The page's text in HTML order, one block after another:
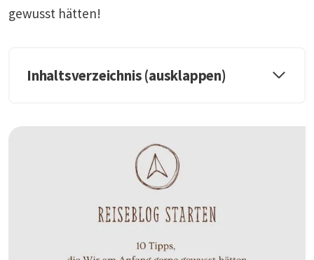
gewusst hätten!
Inhaltsverzeichnis (ausklappen)